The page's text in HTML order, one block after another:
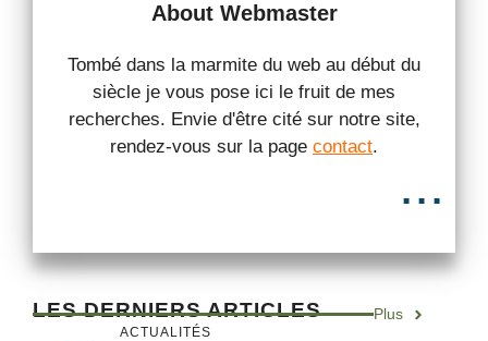
About Webmaster
Tombé dans la marmite du web au début du
siècle je vous pose ici le fruit de mes
recherches. Envie d'être cité sur notre site,
rendez-vous sur la page contact.
...
LES DERNIERS ARTICLES Plus
ACTUALITÉS